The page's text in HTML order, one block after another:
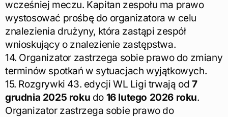
wcześniej meczu. Kapitan zespołu ma prawo
wystosować prośbę do organizatora w celu
znalezienia drużyny, która zastąpi zespół
wnioskujący o znalezienie zastępstwa.
14. Organizator zastrzega sobie prawo do zmiany
terminów spotkań w sytuacjach wyjątkowych.
15. Rozgrywki 43. edycji WL Ligi trwają od 7
grudnia 2025 roku do 16 lutego 2026 roku.
Organizator zastrzega sobie prawo do